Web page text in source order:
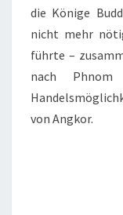
die Könige
nicht mehr
führte –
nach
von Angkor.